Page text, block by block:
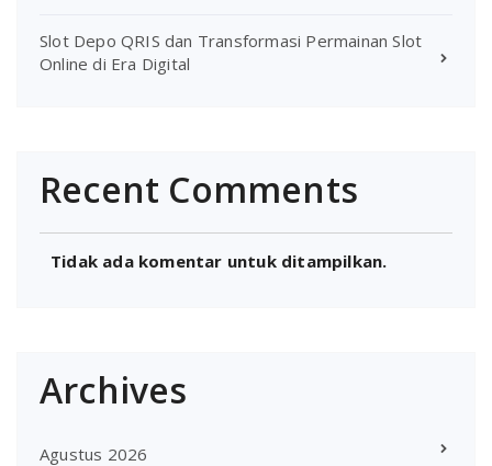
Slot Depo QRIS dan Transformasi Permainan Slot
Online di Era Digital
Recent Comments
Tidak ada komentar untuk ditampilkan.
Archives
Agustus 2026